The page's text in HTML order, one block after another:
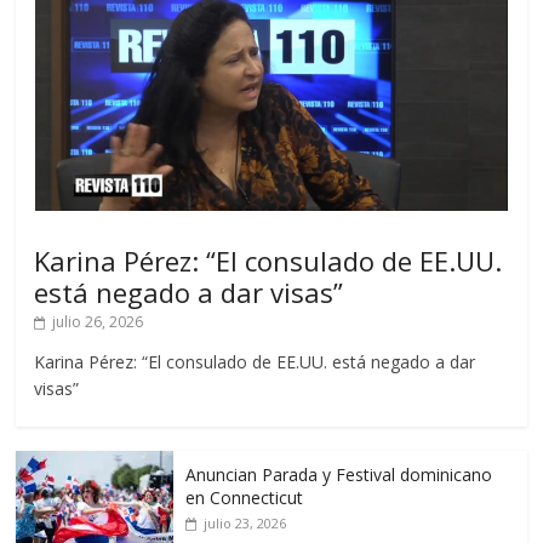
Karina Pérez: “El consulado de EE.UU.
está negado a dar visas”
julio 26, 2026
Karina Pérez: “El consulado de EE.UU. está negado a dar
visas”
Anuncian Parada y Festival dominicano
en Connecticut
julio 23, 2026